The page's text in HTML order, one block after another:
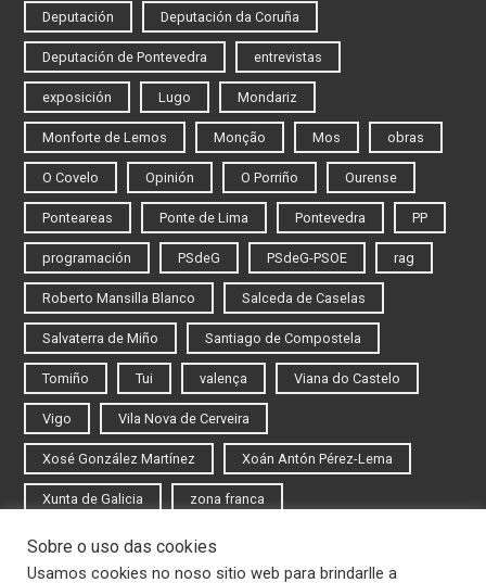
Deputación Deputación da Coruña
Deputación de Pontevedra entrevistas
exposición Lugo Mondariz
Monforte de Lemos Monção Mos obras
O Covelo Opinión O Porriño Ourense
Ponteareas Ponte de Lima Pontevedra PP
programación PSdeG PSdeG-PSOE rag
Roberto Mansilla Blanco Salceda de Caselas
Salvaterra de Miño Santiago de Compostela
Tomiño Tui valença Viana do Castelo
Vigo Vila Nova de Cerveira
Xosé González Martínez Xoán Antón Pérez-Lema
Xunta de Galicia zona franca
Iniciar sesión
Sobre o uso das cookies
Usamos cookies no noso sitio web para brindarlle a